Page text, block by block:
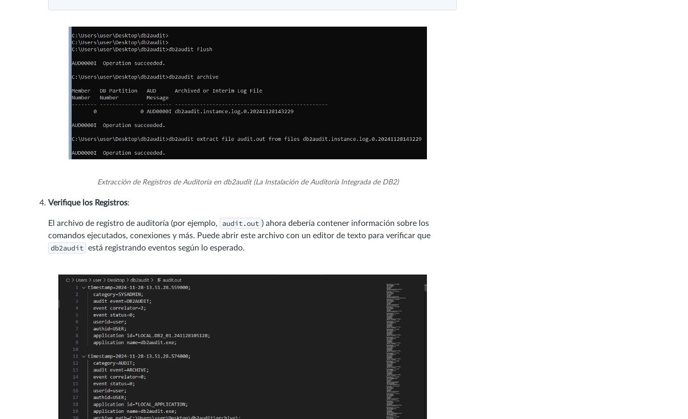
Extracción de Registros de Auditoría en db2audit (La Instalación de Auditoría Integrada de DB2)
Verifique los Registros:
El archivo de registro de auditoría (por ejemplo, audit.out ) ahora debería contener información sobre los
comandos ejecutados, conexiones y más. Puede abrir este archivo con un editor de texto para verificar que
db2audit está registrando eventos según lo esperado.